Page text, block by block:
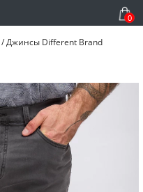
0
/Джинсы Different Brand